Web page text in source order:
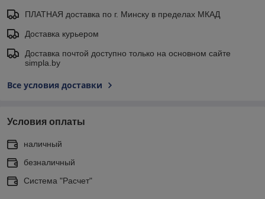
ПЛАТНАЯ доставка по г. Минску в пределах МКАД
Доставка курьером
Доставка почтой доступно только на основном сайте
simpla.by
Все условия доставки
Условия оплаты
наличный
безналичный
Система "Расчет"